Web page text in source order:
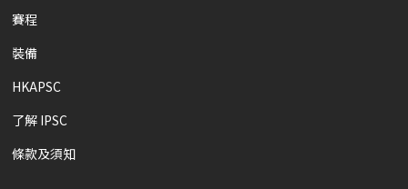
賽程
裝備
HKAPSC
了解 IPSC
條款及須知